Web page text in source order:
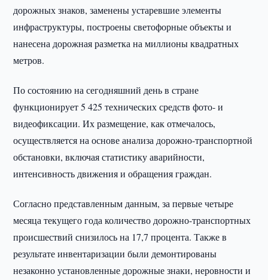
дорожных знаков, заменены устаревшие элементы
инфраструктуры, построены светофорные объекты и
нанесена дорожная разметка на миллионы квадратных
метров.
По состоянию на сегодняшний день в стране
функционирует 5 425 технических средств фото- и
видеофиксации. Их размещение, как отмечалось,
осуществляется на основе анализа дорожно-транспортной
обстановки, включая статистику аварийности,
интенсивность движения и обращения граждан.
Согласно представленным данным, за первые четыре
месяца текущего года количество дорожно-транспортных
происшествий снизилось на 17,7 процента. Также в
результате инвентаризации были демонтированы
незаконно установленные дорожные знаки, неровности и